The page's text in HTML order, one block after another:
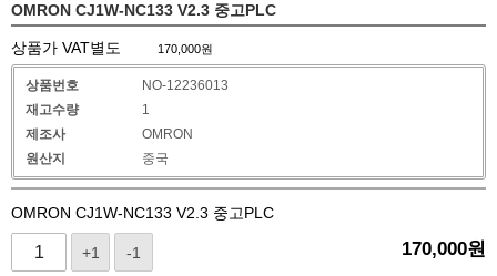
OMRON CJ1W-NC133 V2.3 중고PLC
상품가 VAT별도 170,000원
상품번호
NO-12236013
재고수량
1
제조사
OMRON
원산지
중국
OMRON CJ1W-NC133 V2.3 중고PLC
+1 -1 170,000원